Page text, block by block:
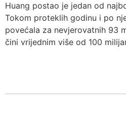
Huang postao je jedan od
Tokom proteklih godinu i po
povećala za nevjerovatnih 93
čini vrijednim više od 100